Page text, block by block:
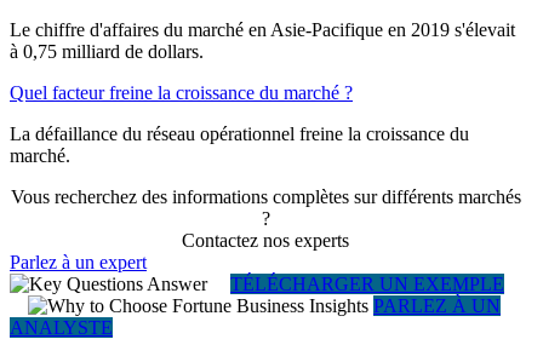
Le chiffre d'affaires du marché en Asie-Pacifique en 2019 s'élevait
à 0,75 milliard de dollars.
Quel facteur freine la croissance du marché ?
La défaillance du réseau opérationnel freine la croissance du
marché.
Vous recherchez des informations complètes sur différents marchés
?
Contactez nos experts
Parlez à un expert
TÉLÉCHARGER UN EXEMPLE
PARLEZ À UN
ANALYSTE